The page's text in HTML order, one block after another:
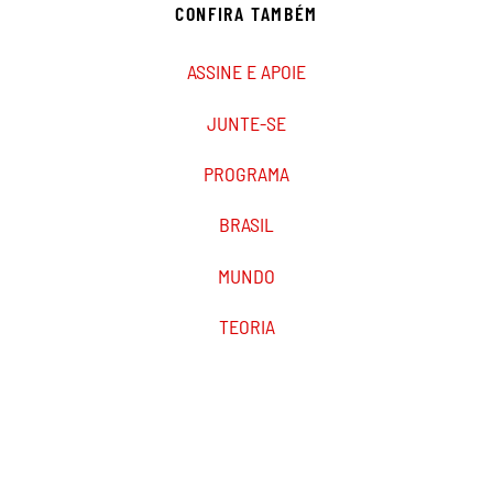
CONFIRA TAMBÉM
ASSINE E APOIE
JUNTE-SE
PROGRAMA
BRASIL
MUNDO
TEORIA